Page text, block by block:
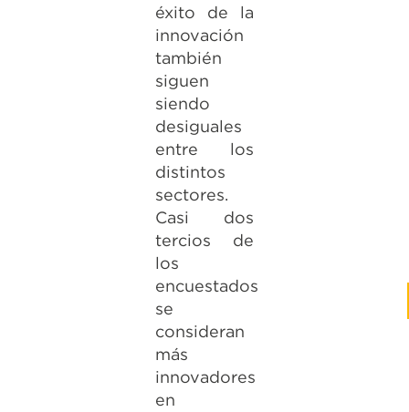
éxito de la
innovación
también
siguen
siendo
desiguales
entre los
distintos
sectores.
Casi dos
tercios de
los
encuestados
se
consideran
más
innovadores
en